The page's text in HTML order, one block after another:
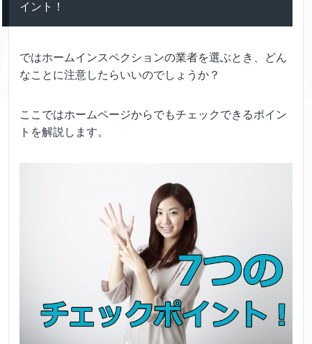
イント！
ではホームインスペクションの業者を選ぶとき、どん
なことに注意したらいいのでしょうか？
ここではホームページからでもチェックできるポイン
トを解説します。